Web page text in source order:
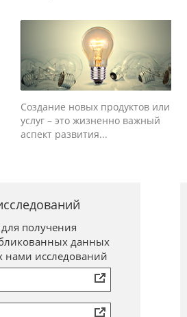
Создание новых продуктов или
услуг – это жизненно важный
аспект развития...
получения
данных
нами исследований